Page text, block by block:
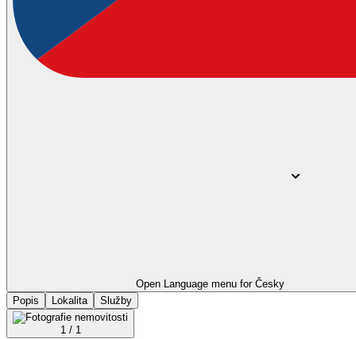
Open Language menu for Česky
Popis
Lokalita Služby
1 / 1